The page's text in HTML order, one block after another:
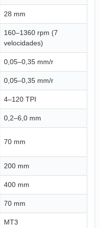
28 mm
160–1360 rpm (7
velocidades)
0,05–0,35 mm/r
0,05–0,35 mm/r
4–120 TPI
0,2–6,0 mm
70 mm
200 mm
400 mm
70 mm
MT3